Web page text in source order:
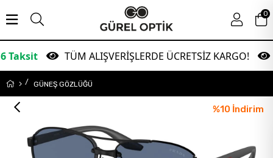
TÜM ALIŞVERİŞLERDE ÜCRETSİZ KARGO!
0
GÜNEŞ GÖZLÜĞÜ
%10 İndirim